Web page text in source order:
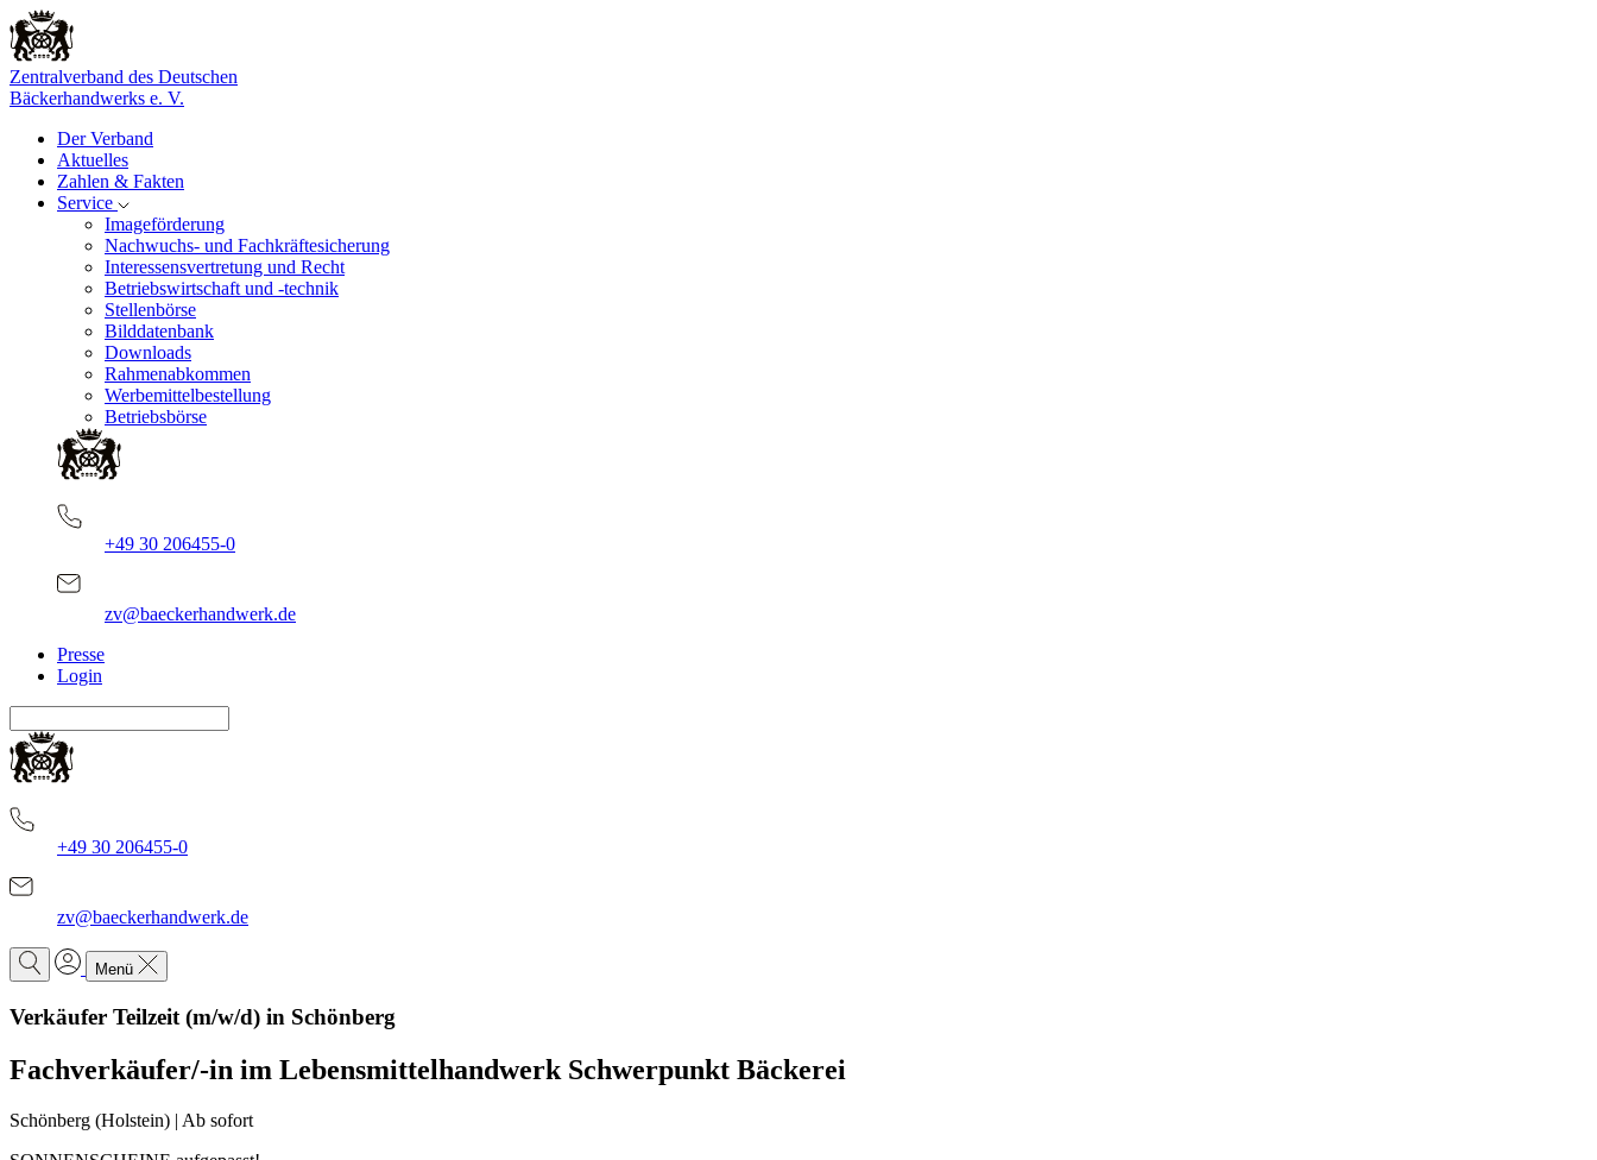
Zentralverband des Deutschen
Bäckerhandwerks e. V.
Der Verband
Aktuelles
Zahlen & Fakten
Service
Imageförderung
Nachwuchs- und Fachkräftesicherung
Interessensvertretung und Recht
Betriebswirtschaft und -technik
Stellenbörse
Bilddatenbank
Downloads
Rahmenabkommen
Werbemittelbestellung
Betriebsbörse
+49 30 206455-0
zv@baeckerhandwerk.de
Presse
Login
+49 30 206455-0
zv@baeckerhandwerk.de
Menü
Verkäufer Teilzeit (m/w/d) in Schönberg
Fachverkäufer/-in im Lebensmittelhandwerk Schwerpunkt Bäckerei
Schönberg (Holstein) | Ab sofort